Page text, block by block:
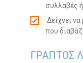
συλλαβές
Δείχνει
που
ΓΡΑΠΤΟΣ